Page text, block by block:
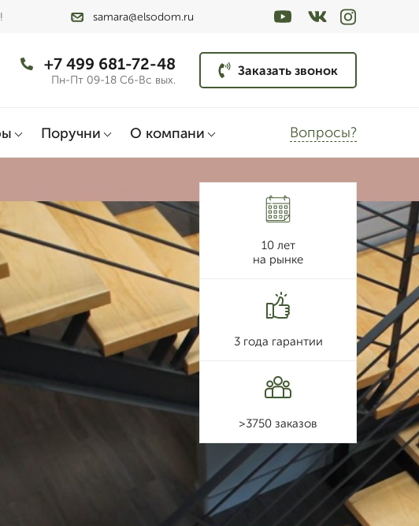
samara@elsodom.ru
+7 499 681-72-48
Пн-Пт 09-18 Сб-Вс вых.
Заказать звонок
Поручни О компани Вопросы?
10 лет
на рынке
3 года гарантии
>3750 заказов